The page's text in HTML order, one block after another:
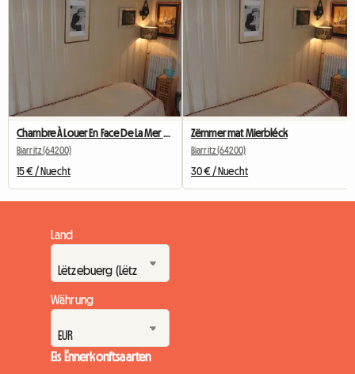
Biarritz (64200)
15 € / Nuecht
Zëmmer mat Mierbléck
Biarritz (64200)
30 € / Nuecht
Land
Währung
Eis Ënnerkonftsaarten